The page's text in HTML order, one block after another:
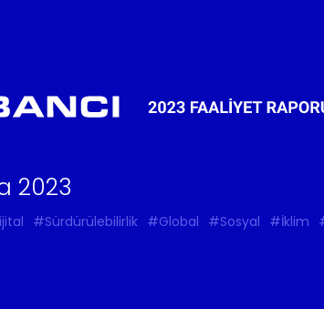
2023
#Sürdürülebilirlik #Global #Sosyal #İklim